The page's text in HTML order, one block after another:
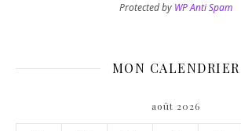
Protected by WP Anti Spam
MON CALENDRIER
août 2026